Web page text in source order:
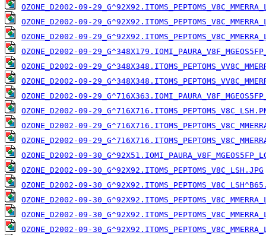
OZONE_D2002-09-
OZONE_D2002-09-
OZONE_D2002-09-
OZONE_D2002-09-
OZONE_D2002-09-
OZONE_D2002-09-
OZONE_D2002-09-
OZONE_D2002-09-
OZONE_D2002-09-
OZONE_D2002-09-
OZONE_D2002-09-
OZONE_D2002-09-30_G^92X92.ITOMS_PEPTOMS_V8C_LSH.JPG
OZONE_D2002-09-
OZONE_D2002-09-
OZONE_D2002-09-
OZONE_D2002-09-